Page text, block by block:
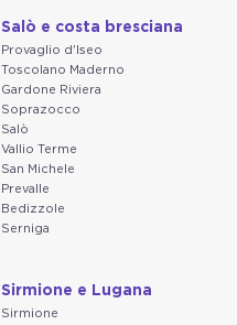
Salò e costa bresciana
Provaglio d'Iseo
Toscolano Maderno
Gardone Riviera
Soprazocco
Salò
Vallio Terme
San Michele
Prevalle
Bedizzole
Serniga
Sirmione e Lugana
Sirmione